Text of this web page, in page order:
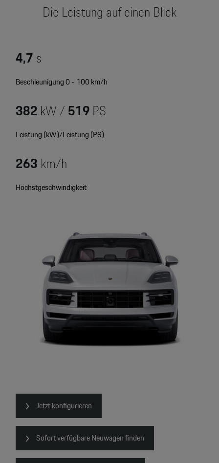
Motorsport & Events
Wir über uns
Newsletter abonnieren
Porsche Gebrauchtwagen
Konfigurator
Car Configurator
Porsche Timepieces
Die Leistung auf einen Blick
4,7s
Beschleunigung 0 - 100 km/h
382kW /519PS
Leistung (kW)/Leistung (PS)
263 km/h
Höchstgeschwindigkeit
Jetzt konfigurieren
Sofort verfügbare Neuwagen finden